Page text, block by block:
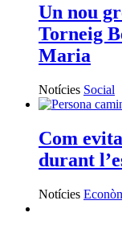
Un nou
Torneig
Maria
Notícies Social
Com
durant
Notícies